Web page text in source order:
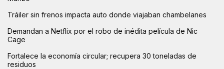
Tráiler sin frenos impacta auto donde viajaban chambelanes
Demandan a Netflix por el robo de inédita película de Nic
Cage
Fortalece la economía circular; recupera 30 toneladas de
residuos